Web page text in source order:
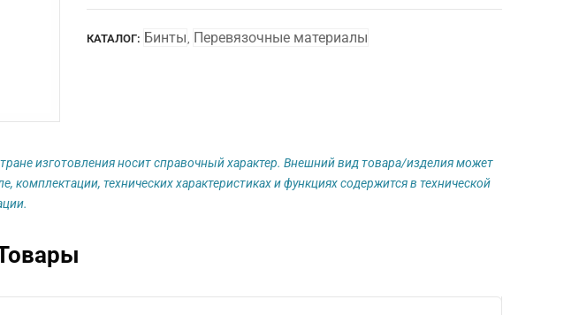
КАТАЛОГ: Бинты, Перевязочные материалы
изготовления носит справочный характер. Внешний вид товара/изделия может
технических характеристиках и функциях содержится в технической